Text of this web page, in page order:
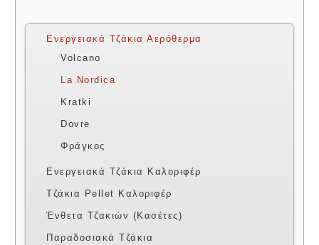
Ενεργειακά Τζάκια Αερόθερμα
Volcano
La Nordica
Kratki
Dovre
Φράγκος
Ενεργειακά Τζάκια Καλοριφέρ
Τζάκια Pellet Καλοριφέρ
Ένθετα Τζακιών (Κασέτες)
Παραδοσιακά Τζάκια